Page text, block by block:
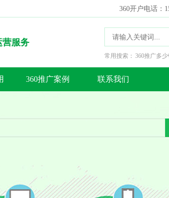
360开户电话：
营服务
常用搜索： 360推广多
360推广案例 联系我们